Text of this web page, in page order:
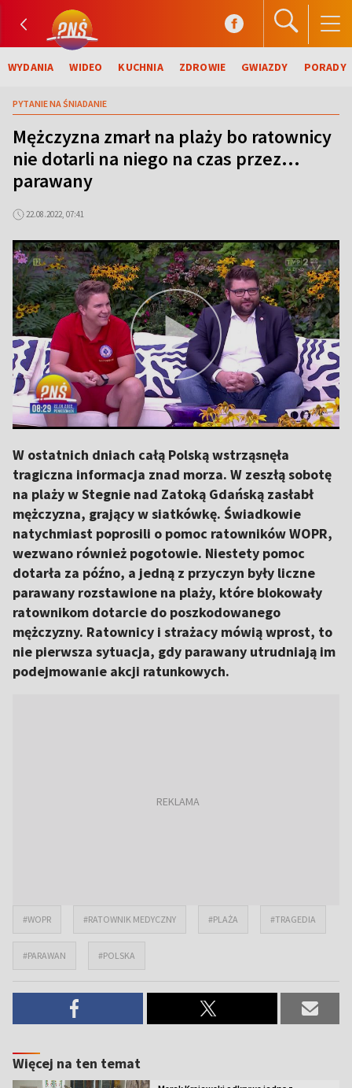
WYDANIA WIDEO KUCHNIA ZDROWIE GWIAZDY PORADY
PYTANIE NA ŚNIADANIE
Mężczyzna zmarł na plaży bo ratownicy
nie dotarli na niego na czas przez...
parawany
22.08.2022, 07:41
W ostatnich dniach całą Polską wstrząsnęła
tragiczna informacja znad morza. W zeszłą sobotę
na plaży w Stegnie nad Zatoką Gdańską zasłabł
mężczyzna, grający w siatkówkę. Świadkowie
natychmiast poprosili o pomoc ratowników WOPR,
wezwano również pogotowie. Niestety pomoc
dotarła za późno, a jedną z przyczyn były liczne
parawany rozstawione na plaży, które blokowały
ratownikom dotarcie do poszkodowanego
mężczyzny. Ratownicy i strażacy mówią wprost, to
nie pierwsza sytuacja, gdy parawany utrudniają im
podejmowanie akcji ratunkowych.
#WOPR #RATOWNIK MEDYCZNY #PLAŻA #TRAGEDIA
#PARAWAN #POLSKA
Więcej na ten temat